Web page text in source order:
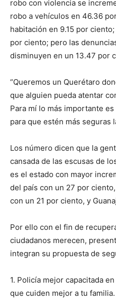
robo con violencia se
robo a vehículos en 46.36
habitación en 9.15 por
por ciento; pero las
disminuyen en un 13.47 por
“Queremos un Querétaro
que alguien pueda atentar
Para mí lo más importante
para que estén más seguras
Los número dicen que la
cansada de las escusas de
es el estado con mayor
del país con un 27 por
con un 21 por ciento, y
Por ello con el fin de
ciudadanos merecen,
integran su propuesta de
1. Policía mejor capacitada
que cuiden mejor a tu familia.